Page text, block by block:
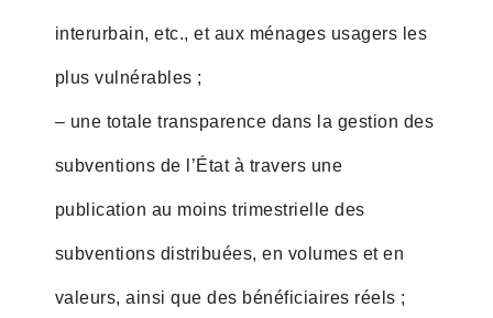
interurbain, etc., et aux ménages usagers les
plus vulnérables ;
– une totale transparence dans la gestion des
subventions de l’État à travers une
publication au moins trimestrielle des
subventions distribuées, en volumes et en
valeurs, ainsi que des bénéficiaires réels ;